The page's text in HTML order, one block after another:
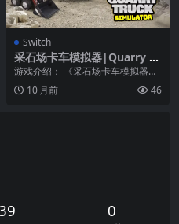
Switch
采石场卡车模拟器|Quarry Tr
uck Simulator
游戏介绍： 《采石场卡车模拟器》
你以为你知道关于驾驶的一切吗？
采石场卡车模拟器会...
10 月前 46
0